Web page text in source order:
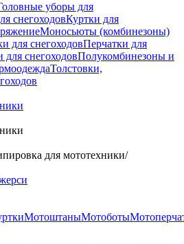
уборы для
снегоходовКуртки для
Моносьюты (комбинезоны)
для снегоходовПерчатки для
снегоходовПолукомбинезоны и
Толстовки,
для мототехники/
МотоштаныМотоботы